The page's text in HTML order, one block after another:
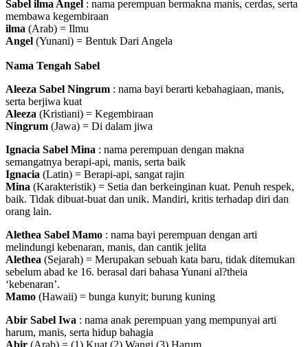
Sabel ilma Angel : nama perempuan bermakna manis, cerdas, serta
membawa kegembiraan
ilma (Arab) = Ilmu
Angel (Yunani) = Bentuk Dari Angela
Nama Tengah Sabel
Aleeza Sabel Ningrum : nama bayi berarti kebahagiaan, manis,
serta berjiwa kuat
Aleeza (Kristiani) = Kegembiraan
Ningrum (Jawa) = Di dalam jiwa
Ignacia Sabel Mina : nama perempuan dengan makna
semangatnya berapi-api, manis, serta baik
Ignacia (Latin) = Berapi-api, sangat rajin
Mina (Karakteristik) = Setia dan berkeinginan kuat. Penuh respek,
baik. Tidak dibuat-buat dan unik. Mandiri, kritis terhadap diri dan
orang lain.
Alethea Sabel Mamo : nama bayi perempuan dengan arti
melindungi kebenaran, manis, dan cantik jelita
Alethea (Sejarah) = Merupakan sebuah kata baru, tidak ditemukan
sebelum abad ke 16. berasal dari bahasa Yunani al?theia
‘kebenaran’.
Mamo (Hawaii) = bunga kunyit; burung kuning
Abir Sabel Iwa : nama anak perempuan yang mempunyai arti
harum, manis, serta hidup bahagia